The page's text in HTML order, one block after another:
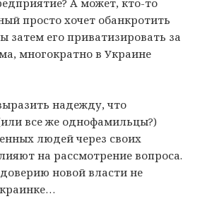
просто хочет обанкротить
затем его приватизировать за
многократно в Украине
надежду, что
все же однофамильцы?)
людей через своих
на рассмотрение вопроса.
новой власти не